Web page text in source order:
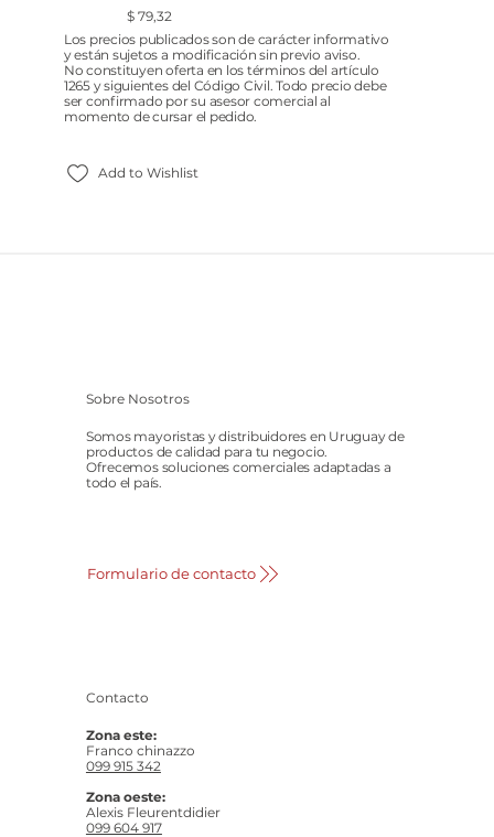
Precio
$ 79,32
Add to Wishlist
Los precios publicados son de carácter informativo
y están sujetos a modificación sin previo aviso.
No constituyen oferta en los términos del artículo
1265 y siguientes del Código Civil. Todo precio debe
ser confirmado por su asesor comercial al
momento de cursar el pedido.
Sobre Nosotros
Somos mayoristas y distribuidores en Uruguay de
productos de calidad para tu negocio.
Ofrecemos soluciones comerciales adaptadas a
todo el país.
Formulario de contacto
Contacto
Zona este:
Franco chinazzo
099 915 342
Zona oeste:
Alexis Fleurentdidier
099 604 917